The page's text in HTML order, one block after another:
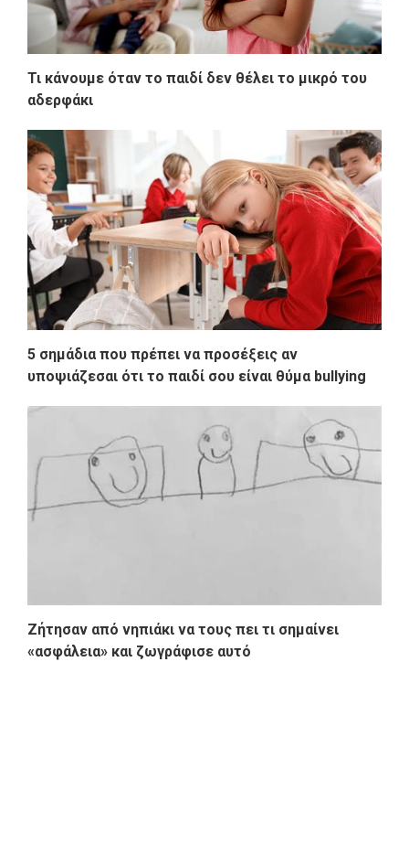
Τι κάνουμε όταν το παιδί δεν θέλει το μικρό του
αδερφάκι
5 σημάδια που πρέπει να προσέξεις αν
υποψιάζεσαι ότι το παιδί σου είναι θύμα bullying
Ζήτησαν από νηπιάκι να τους πει τι σημαίνει
«ασφάλεια» και ζωγράφισε αυτό